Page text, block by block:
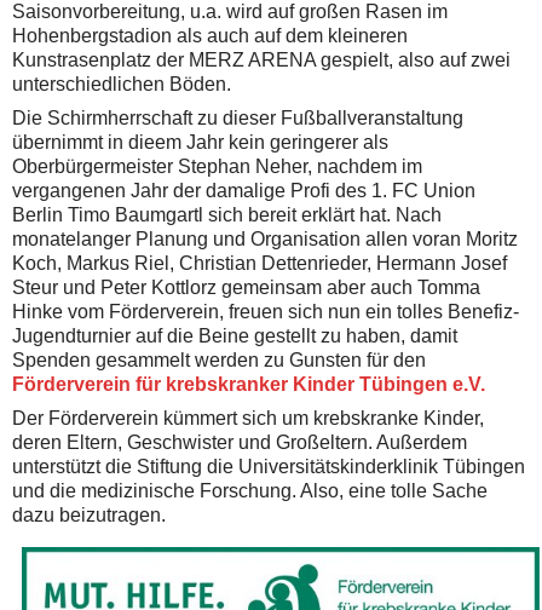
Saisonvorbereitung, u.a. wird auf großen Rasen im
Hohenbergstadion als auch auf dem kleineren
Kunstrasenplatz der MERZ ARENA gespielt, also auf zwei
unterschiedlichen Böden.
Die Schirmherrschaft zu dieser Fußballveranstaltung
übernimmt in dieem Jahr kein geringerer als
Oberbürgermeister Stephan Neher, nachdem im
vergangenen Jahr der damalige Profi des 1. FC Union
Berlin Timo Baumgartl sich bereit erklärt hat. Nach
monatelanger Planung und Organisation allen voran Moritz
Koch, Markus Riel, Christian Dettenrieder, Hermann Josef
Steur und Peter Kottlorz gemeinsam aber auch Tomma
Hinke vom Förderverein, freuen sich nun ein tolles Benefiz-
Jugendturnier auf die Beine gestellt zu haben, damit
Spenden gesammelt werden zu Gunsten für den
Förderverein für krebskranker Kinder Tübingen e.V.
Der Förderverein kümmert sich um krebskranke Kinder,
deren Eltern, Geschwister und Großeltern. Außerdem
unterstützt die Stiftung die Universitätskinderklinik Tübingen
und die medizinische Forschung. Also, eine tolle Sache
dazu beizutragen.